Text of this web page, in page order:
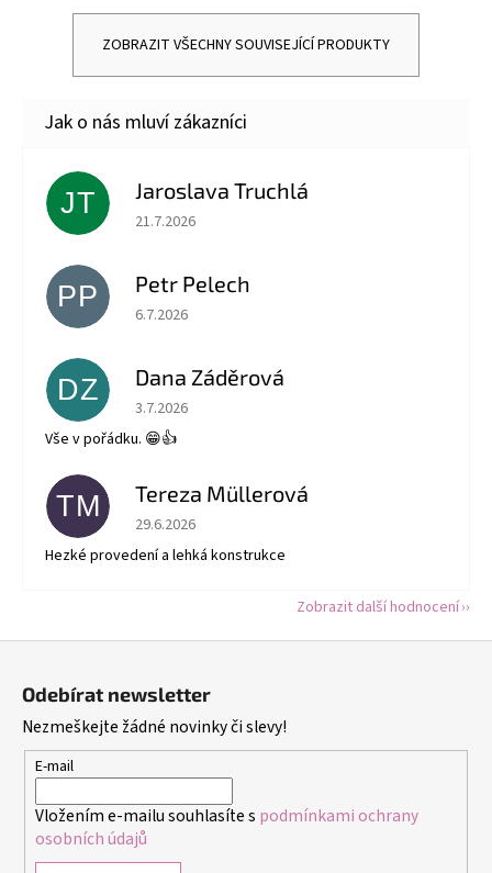
ZOBRAZIT VŠECHNY SOUVISEJÍCÍ PRODUKTY
JT Jaroslava Truchlá
Hodnocení obchodu je 5 z 5 hvězdiček.
21.7.2026
PP Petr Pelech
Hodnocení obchodu je 5 z 5 hvězdiček.
6.7.2026
DZ Dana Záděrová
Hodnocení obchodu je 5 z 5 hvězdiček.
3.7.2026
Vše v pořádku. 😁👍
TM Tereza Müllerová
Hodnocení obchodu je 5 z 5 hvězdiček.
29.6.2026
Hezké provedení a lehká konstrukce
Zobrazit další hodnocení
Odebírat newsletter
Nezmeškejte žádné novinky či slevy!
E-mail
Vložením e-mailu souhlasíte s podmínkami ochrany
osobních údajů